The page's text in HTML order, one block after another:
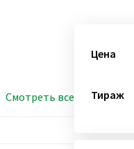
Смотреть все
Цена
Тираж